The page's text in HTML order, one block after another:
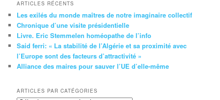
ARTICLES RÉCENTS
Les exilés du monde maîtres de notre imaginaire collectif
Chronique d’une visite présidentielle
Livre. Eric Stemmelen homéopathe de l’info
Said ferri: « La stabilité de l’Algérie et sa proximité avec
l’Europe sont des facteurs d’attractivité »
Alliance des maires pour sauver l’UE d’elle-même
ARTICLES PAR CATÉGORIES